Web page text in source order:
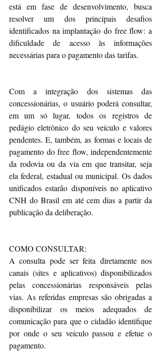
está em fase de desenvolvimento, busca
resolver um dos principais desafios
identificados na implantação do free flow: a
dificuldade de acesso às informações
necessárias para o pagamento das tarifas.
Com a integração dos sistemas das
concessionárias, o usuário poderá consultar,
em um só lugar, todos os registros de
pedágio eletrônico do seu veículo e valores
pendentes. E, também, as formas e locais de
pagamento do free flow, independentemente
da rodovia ou da via em que transitar, seja
ela federal, estadual ou municipal. Os dados
unificados estarão disponíveis no aplicativo
CNH do Brasil em até cem dias a partir da
publicação da deliberação.
COMO CONSULTAR:
A consulta pode ser feita diretamente nos
canais (sites e aplicativos) disponibilizados
pelas concessionárias responsáveis pelas
vias. As referidas empresas são obrigadas a
disponibilizar os meios adequados de
comunicação para que o cidadão identifique
por onde o seu veículo passou e efetue o
pagamento.